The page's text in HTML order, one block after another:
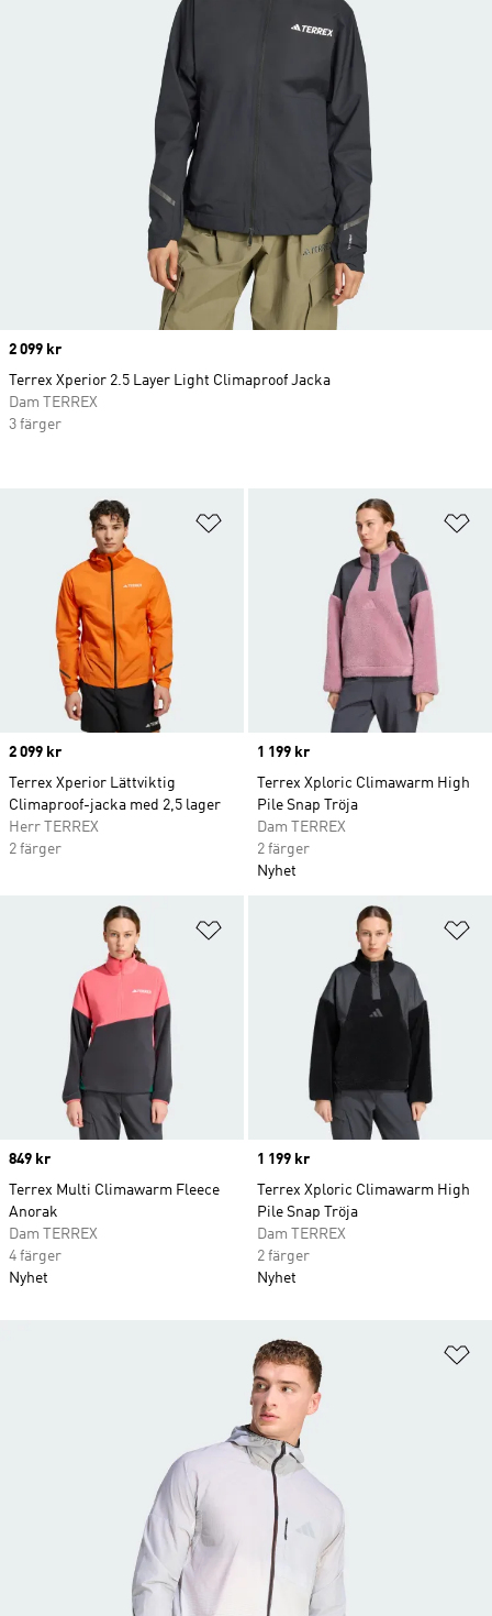
Lägg till på önskelistan
Price
2 099 kr
Terrex Xperior Lättviktig
Climaproof-jacka med 2,5 lager
Herr TERREX
2 färger
Price
1 199 kr
Terrex Xploric Climawarm High
Pile Snap Tröja
Dam TERREX
2 färger
Nyhet
Lägg till på önskelistan
Price
849 kr
Terrex Multi Climawarm Fleece
Anorak
Dam TERREX
4 färger
Nyhet
Price
1 199 kr
Terrex Xploric Climawarm High
Pile Snap Tröja
Dam TERREX
2 färger
Nyhet
Price
2 099 kr
Terrex Xperior 2.5 Layer Light Climaproof Jacka
Dam TERREX
3 färger